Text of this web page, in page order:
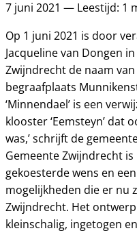
7 juni 2021 — Leestijd: 1
Op 1 juni 2021 is door
Jacqueline van Dongen
Zwijndrecht de naam
begraafplaats
‘Minnendael’ is een
klooster ‘Eemsteyn’ dat
was,’ schrijft de
Gemeente Zwijndrecht
gekoesterde wens en
mogelijkheden die er nu
Zwijndrecht. Het
kleinschalig, ingetogen